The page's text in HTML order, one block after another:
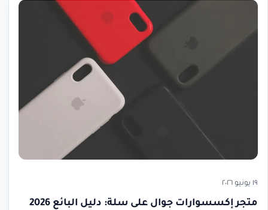
١٩ يونيو ٢٠٢٦
متجر إكسسوارات جوال على سلة: دليل البائع 2026